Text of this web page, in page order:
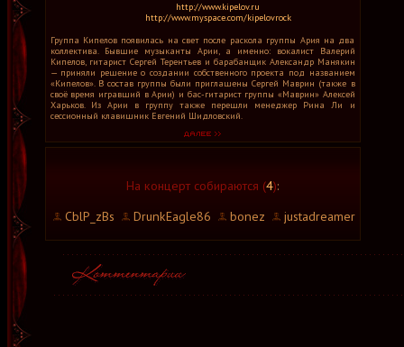
http://www.kipelov.ru
http://www.myspace.com/kipelovrock
Группа Кипелов появилась на свет после раскола группы Ария на два
коллектива. Бывшие музыканты Арии, а именно: вокалист Валерий
Кипелов, гитарист Сергей Терентьев и барабанщик Александр Манякин
— приняли решение о создании собственного проекта под названием
«Кипелов». В состав группы были приглашены Сергей Маврин (также в
своё время игравший в Арии) и бас-гитарист группы «Маврин» Алексей
Харьков. Из Арии в группу также перешли менеджер Рина Ли и
сессионный клавишник Евгений Шидловский.
На концерт собираются (4):
CblP_zBs
DrunkEagle86 bonez justadreamer